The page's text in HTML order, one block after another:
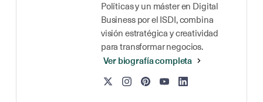
Políticas y un máster en Digital
Business por el ISDI, combina
visión estratégica y creatividad
para transformar negocios.
Ver biografía completa